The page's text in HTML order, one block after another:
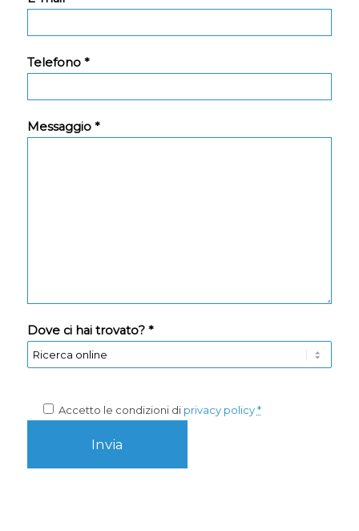
Telefono *
Messaggio *
Dove ci hai trovato? *
Accetto le condizioni di privacy policy *